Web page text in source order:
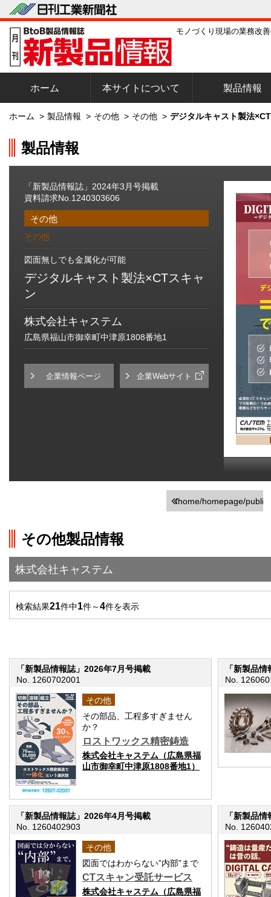
モノづくり現場の業務改
ホーム 本サイトについて 製品情報
ホーム > 製品情報 > その他 > その他 > デジタルキャスト製法
製品情報
「新製品情報誌」2024年3月号掲載
資料請求No.1240303606
その他
その他
図面無しでも金属化が可能
デジタルキャスト製法×CTスキャ
ン
株式会社キャステム
広島県福山市御幸町中津原1808番地1
企業情報ページ 企業Webサイト
/home/homepage/
その他製品情報
株式会社キャステム
検索結果21件中1件～4件を表示
「新製品情報誌」2026年7月号掲載
No. 1260702001
その他
その部品、工程多すぎません
か？
ロストワックス精密鋳造
株式会社キャステム（広島県福
山市御幸町中津原1808番地1）
「新製品
No.
「新製品情報誌」2026年4月号掲載
No. 1260402903
その他
図面ではわからない”内部”まで
CTスキャン受託サービス
株式会社キャステム（広島県福
「新製品
No.